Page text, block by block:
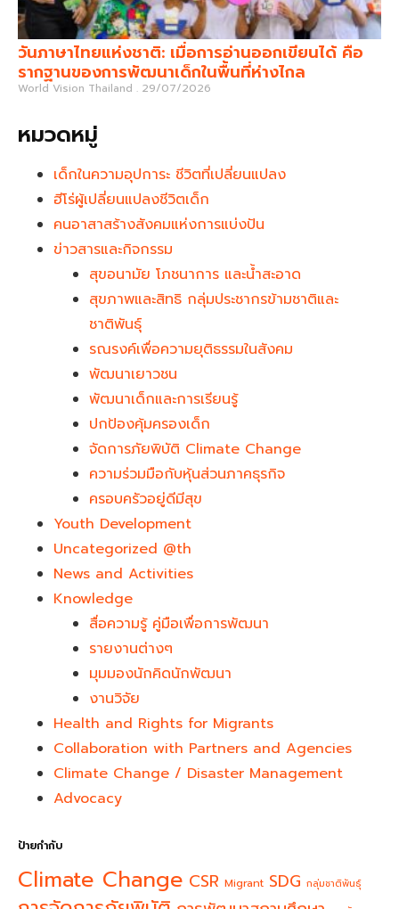
วันภาษาไทยแห่งชาติ: เมื่อการอ่านออกเขียนได้ คือ
รากฐานของการพัฒนาเด็กในพื้นที่ห่างไกล
World Vision Thailand 29/07/2026
หมวดหมู่
เด็กในความอุปการะ ชีวิตที่เปลี่ยนแปลง
ฮีโร่ผู้เปลี่ยนแปลงชีวิตเด็ก
คนอาสาสร้างสังคมแห่งการแบ่งปัน
ข่าวสารและกิจกรรม
สุขอนามัย โภชนาการ และน้ำสะอาด
สุขภาพและสิทธิ กลุ่มประชากรข้ามชาติและ
ชาติพันธุ์
รณรงค์เพื่อความยุติธรรมในสังคม
พัฒนาเยาวชน
พัฒนาเด็กและการเรียนรู้
ปกป้องคุ้มครองเด็ก
จัดการภัยพิบัติ Climate Change
ความร่วมมือกับหุ้นส่วนภาคธุรกิจ
ครอบครัวอยู่ดีมีสุข
Youth Development​
Uncategorized @th
News and Activities
Knowledge
สื่อความรู้ คู่มือเพื่อการพัฒนา
รายงานต่างๆ
มุมมองนักคิดนักพัฒนา
งานวิจัย
Health and Rights for Migrants
Collaboration with Partners and Agencies
Climate Change / Disaster Management
Advocacy
ป้ายกำกับ
Climate Change CSR Migrant SDG กลุ่มชาติพันธุ์